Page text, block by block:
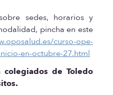
sedes, horarios y
pincha en este
curso-ope-
en-octubre-27.html
colegiados de Toledo